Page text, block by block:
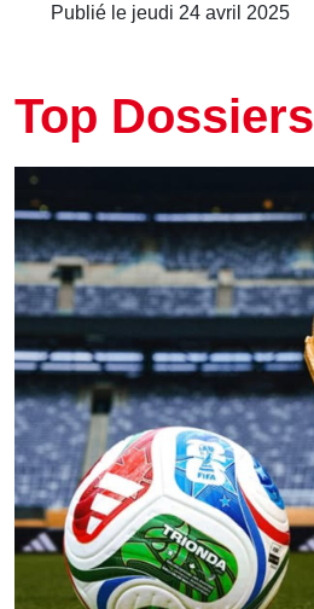
Publié le jeudi 24 avril 2025
Top Dossiers